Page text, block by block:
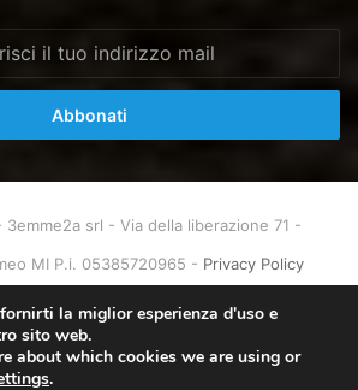
srl - Via della liberazione 71 -
MI P.i. 05385720965 - Privacy Policy
Facebook
X You Instagram
la miglior esperienza d'uso e
sito web.
about which cookies we are using or
.